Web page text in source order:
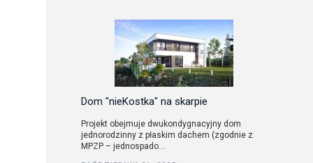
zakres i forma projektu
przestrzennym
Dom "nieKostka" na skarpie
Projekt obejmuje dwukondygnacyjny dom
jednorodzinny z płaskim dachem (zgodnie z
MPZP – jednospado...